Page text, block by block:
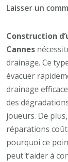
Laisser un
Construction
Cannes
drainage. Ce
évacuer
drainage
des
joueurs. De
réparations
pourquoi ce
peut t’aider à